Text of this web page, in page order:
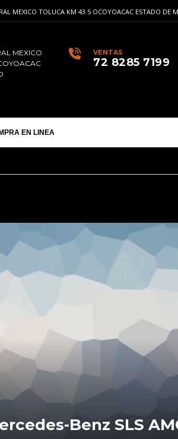
MEXICO TOLUCA KM 43.5 OCOYOACAC ESTADO DE
VENTAS
72 8285 7199
MEXICO
EN LINEA
Benz SLS